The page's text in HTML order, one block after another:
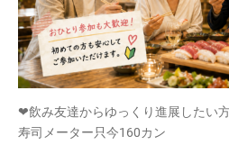
❤飲み友達からゆっくり進展した
寿司メーター只今160カン